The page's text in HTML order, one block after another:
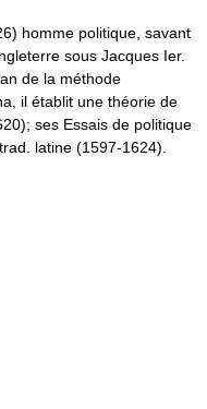
homme politique, savant
sous Jacques Ier.
de la méthode
il établit une théorie de
ses Essais de politique
latine (1597-1624).